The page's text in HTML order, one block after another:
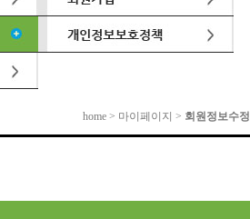
home > 마이페이지 > 회원정보수정